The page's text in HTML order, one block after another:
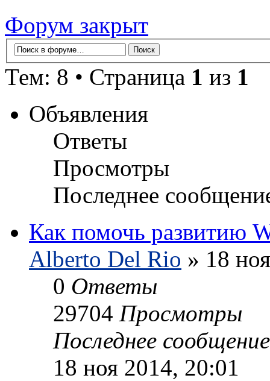
Форум закрыт
Тем: 8 • Страница 1 из 1
Объявления
Ответы
Просмотры
Последнее
Как помочь развитию
Alberto Del Rio » 18
0 Ответы
29704 Просмотры
Последнее
18 ноя 2014, 20:01